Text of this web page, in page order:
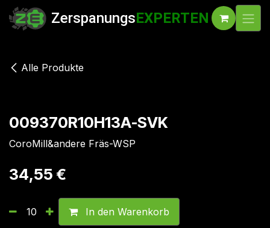
Zum Inhalt springen
ZerspanungsEXPERTEN
Alle Produkte
009370R10H13A-SVK
CoroMill&andere Fräs-WSP
34,55 €
In den Warenkorb